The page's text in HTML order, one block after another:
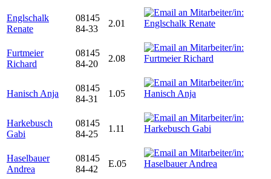
Englschalk
Renate
08145
84-33
2.01
Furtmeier
Richard
08145
84-20
2.08
Hanisch Anja
08145
84-31
1.05
Harkebusch
Gabi
08145
84-25
1.11
Haselbauer
Andrea
08145
84-42
E.05